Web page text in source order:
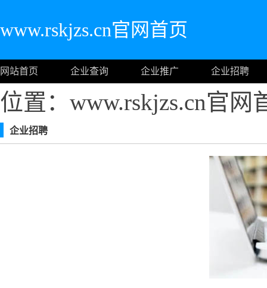
www.rskjzs.cn官网首页
网站首页 企业查询 企业推广 企业招聘
位置：www.rskjzs.cn官网
企业招聘